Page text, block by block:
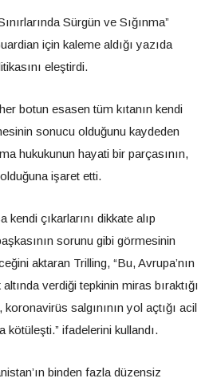
Sürgün ve Sığınma”
için kaleme aldığı yazıda
eleştirdi.
botun esasen tüm kıtanın kendi
sonucu olduğunu kaydeden
hukukunun hayati bir parçasının,
işaret etti.
çıkarlarını dikkate alıp
sorunu gibi görmesinin
aktaran Trilling, “Bu, Avrupa’nın
verdiği tepkinin miras bıraktığı
salgınının yol açtığı acil
kötüleşti.” ifadelerini kullandı.
binden fazla düzensiz